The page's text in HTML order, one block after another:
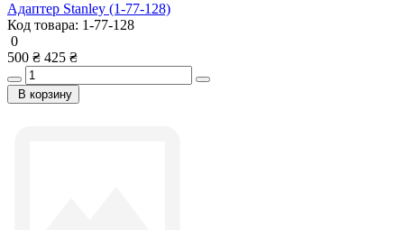
Адаптер Stanley (1-77-128)
Код товара: 1-77-128
0
500 ₴ 425 ₴
В корзину